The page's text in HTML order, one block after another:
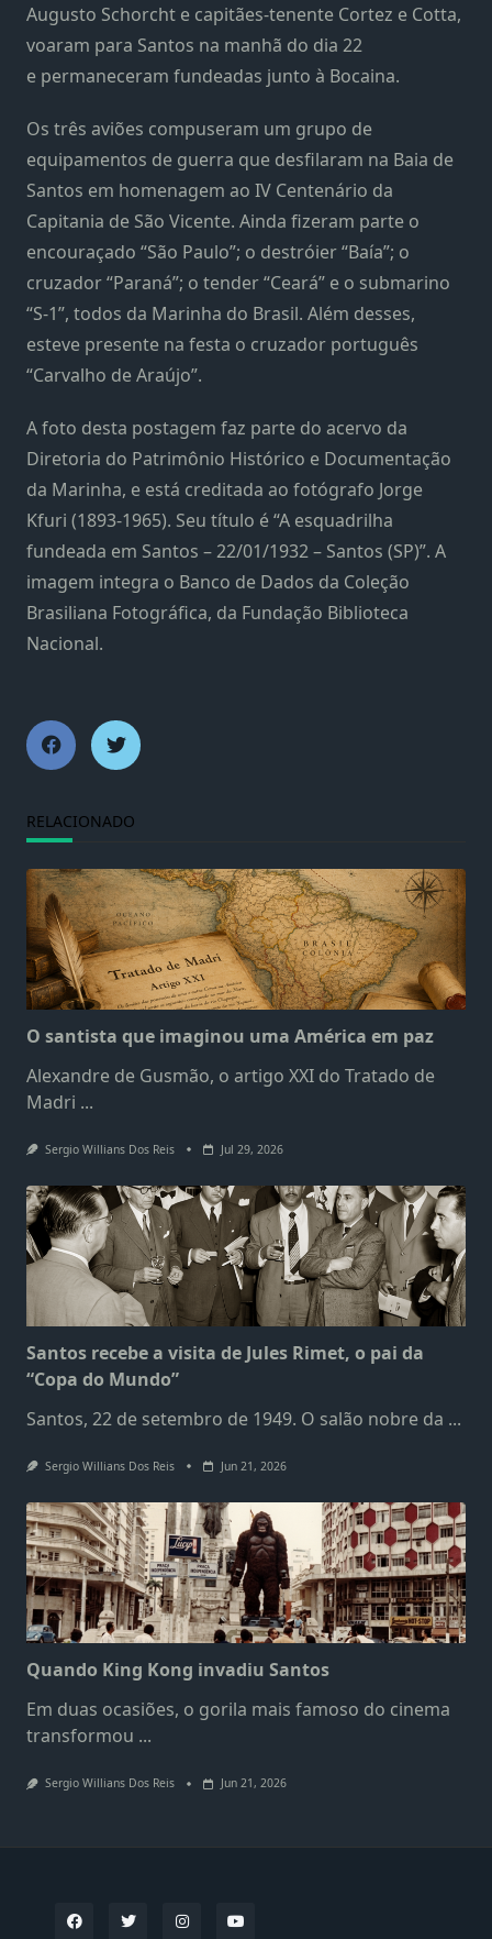
Augusto Schorcht e capitães-tenente Cortez e Cotta,
voaram para Santos na manhã do dia 22
e permaneceram fundeadas junto à Bocaina.
Os três aviões compuseram um grupo de
equipamentos de guerra que desfilaram na Baia de
Santos em homenagem ao IV Centenário da
Capitania de São Vicente. Ainda fizeram parte o
encouraçado “São Paulo”; o destróier “Baía”; o
cruzador “Paraná”; o tender “Ceará” e o submarino
“S-1”, todos da Marinha do Brasil. Além desses,
esteve presente na festa o cruzador português
“Carvalho de Araújo”.
A foto desta postagem faz parte do acervo da
Diretoria do Patrimônio Histórico e Documentação
da Marinha, e está creditada ao fotógrafo Jorge
Kfuri (1893-1965). Seu título é “A esquadrilha
fundeada em Santos – 22/01/1932 – Santos (SP)”. A
imagem integra o Banco de Dados da Coleção
Brasiliana Fotográfica, da Fundação Biblioteca
Nacional.
RELACIONADO
O santista que imaginou uma América em paz
Alexandre de Gusmão, o artigo XXI do Tratado de
Madri ...
Sergio Willians Dos Reis Jul 29, 2026
Santos recebe a visita de Jules Rimet, o pai da
“Copa do Mundo”
Santos, 22 de setembro de 1949. O salão nobre da ...
Sergio Willians Dos Reis Jun 21, 2026
Quando King Kong invadiu Santos
Em duas ocasiões, o gorila mais famoso do cinema
transformou ...
Sergio Willians Dos Reis Jun 21, 2026